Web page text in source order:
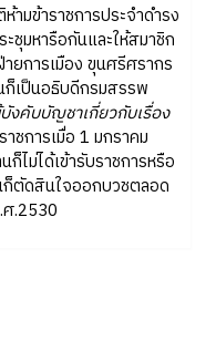
มข้าราชการประจำดำรง
ชุมหารือกันและให้สมาชิก
ายการเมือง ขุนศรีศรากร
ก็เป็นอธิบดีกรมสรรพ
คับบัญชาเกี่ยวกับเรื่อง
ชการเมื่อ 1 มกราคม
ไม่ได้เข้ารับราชการหรือ
ก็ตัดสินใจออกบวชตลอด
.2530